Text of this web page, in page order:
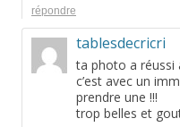
répondre
tablesdecricri
ta photo a réussi
c’est avec un
prendre une !!!
trop belles et